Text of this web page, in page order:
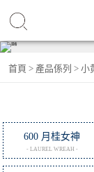
首頁 > 產品係列 > 小
600 月桂女神
- LAUREL WREAH -